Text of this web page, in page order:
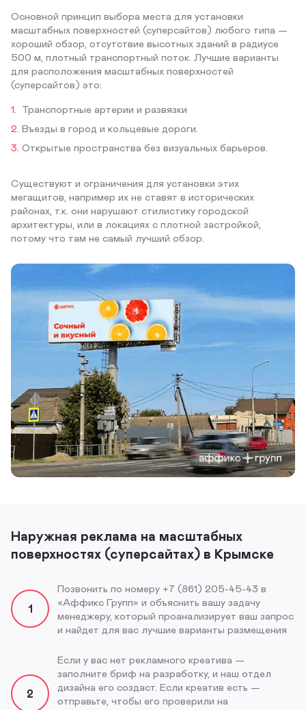
Основной принцип выбора места для установки
масштабных поверхностей (суперсайтов) любого типа —
хороший обзор, отсутствие высотных зданий в радиусе
500 м, плотный транспортный поток. Лучшие варианты
для расположения масштабных поверхностей
(суперсайтов) это:
Транспортные артерии и развязки
Въезды в город и кольцевые дороги.
Открытые пространства без визуальных барьеров.
Существуют и ограничения для установки этих
мегащитов, например их не ставят в исторических
районах, т.к. они нарушают стилистику городской
архитектуры, или в локациях с плотной застройкой,
потому что там не самый лучший обзор.
Наружная реклама на масштабных
поверхностях (суперсайтах) в Крымске
1
Позвонить по номеру +7 (861) 205-45-43 в
«Аффикс Групп» и объяснить вашу задачу
менеджеру, который проанализирует ваш запрос
и найдет для вас лучшие варианты размещения
2
Если у вас нет рекламного креатива —
заполните бриф на разработку, и наш отдел
дизайна его создаст. Если креатив есть —
отправьте, чтобы его проверили на